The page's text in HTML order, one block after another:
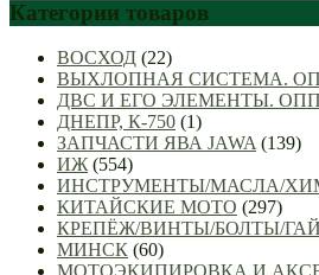
Категории товаров
ВОСХОД (22)
ВЫХЛОПНАЯ СИСТЕМА.
ДВС И ЕГО ЭЛЕМЕНТЫ.
ДНЕПР, К-750 (1)
ЗАПЧАСТИ ЯВА JAWA (139)
ИЖ (554)
ИНСТРУМЕНТЫ/МАСЛА/
КИТАЙСКИЕ МОТО (297)
КРЕПЁЖ/ВИНТЫ/БОЛТЫ/
МИНСК (60)